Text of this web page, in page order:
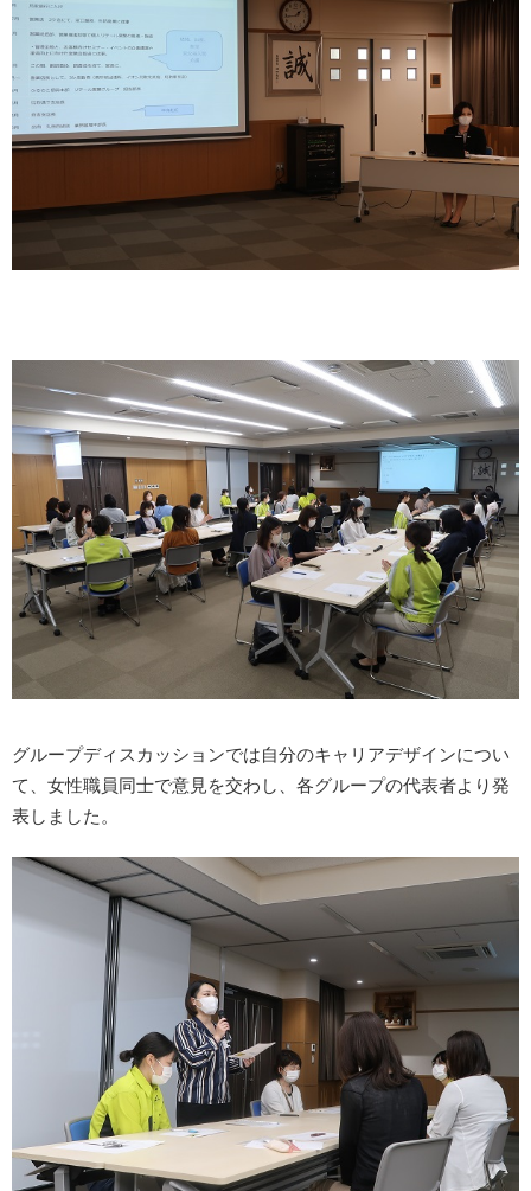
グループディスカッションでは自分のキャリアデザインについ
て、女性職員同士で意見を交わし、各グループの代表者より発
表しました。